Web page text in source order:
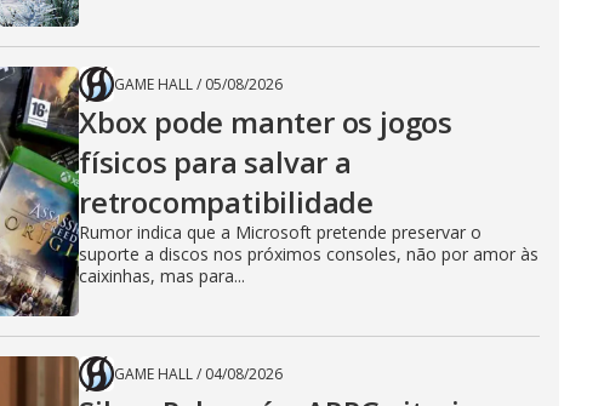
GAME HALL/ 05/08/2026
Xbox pode manter os jogos
físicos para salvar a
retrocompatibilidade
Rumor indica que a Microsoft pretende preservar o
suporte a discos nos próximos consoles, não por amor às
caixinhas, mas para...
GAME HALL/ 04/08/2026